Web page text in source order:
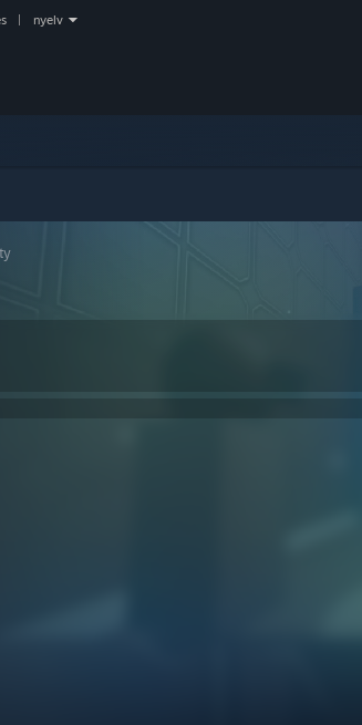
nyelv